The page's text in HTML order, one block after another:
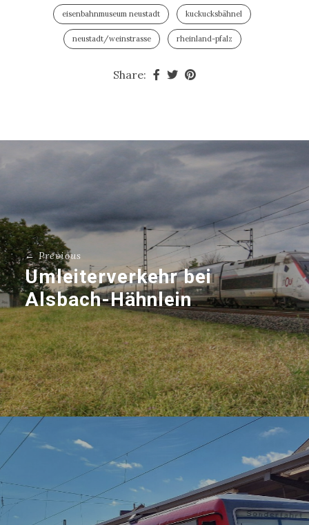
eisenbahnmuseum neustadt kuckucksbähnel
neustadt/weinstrasse rheinland-pfalz
Share:
← Previous
Umleiterverkehr bei
Alsbach-Hähnlein